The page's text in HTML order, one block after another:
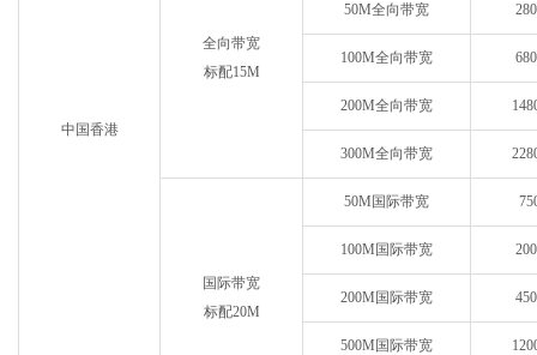
中国香港
全向带宽
标配15M
50M全向带宽
100M全向带宽
200M全向带宽
300M全向带宽
国际带宽
标配20M
50M国际带宽
100M国际带宽
200M国际带宽
500M国际带宽